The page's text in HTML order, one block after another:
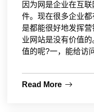
因为网是企业在互
件。现在很多企业
是都能很好地发挥
业网站是没有价值
值的呢?一，能给访
Read More